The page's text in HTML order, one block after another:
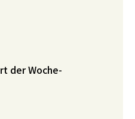
der Woche-